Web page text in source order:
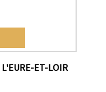
L'EURE-ET-LOIR